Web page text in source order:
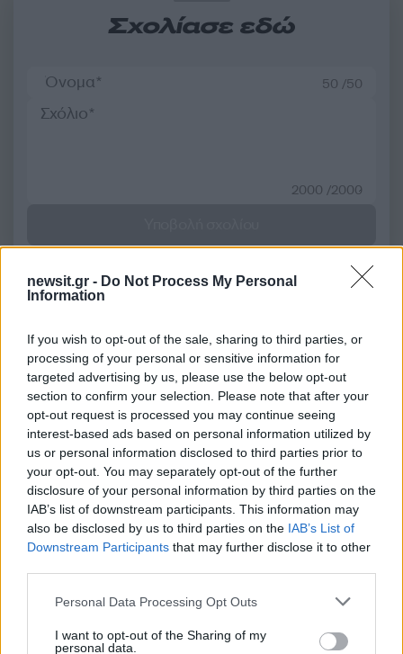
newsit.gr - Do Not Process My Personal
Information
If you wish to opt-out of the sale, sharing to third parties, or
processing of your personal or sensitive information for
targeted advertising by us, please use the below opt-out
section to confirm your selection. Please note that after your
opt-out request is processed you may continue seeing
interest-based ads based on personal information utilized by
us or personal information disclosed to third parties prior to
your opt-out. You may separately opt-out of the further
disclosure of your personal information by third parties on the
IAB’s list of downstream participants. This information may
also be disclosed by us to third parties on the IAB’s List of
Downstream Participants that may further disclose it to other
Please note that this website/app uses one or more Google
not limited to your visit or usage behaviour. You may click to
Personal Data Processing Opt Outs
I want to opt-out of the Sharing of my
personal data.
Σχολίασε εδώ
50 /50
2000 /2000
Πολιτική Απορρήτου&Όροι Χρήσηςτης Google.
ΑΡΓΕΝΤΙΝΗ
ΔΟΛΑΡΙΑ ΧΑΒΙΕΡ ΜΙΛΕΙ
Share:
Ακολουθήστε το Νewsit.gr στο Google Newsκαι
ενημερωθείτε πρώτοι για όλη την ειδησεογραφία και τα
τελευταία νέα της ημέρας
Μετέτρεψαν το Σαρακήνικο της Μήλου σε
τους για να κάνουν μπάνιο